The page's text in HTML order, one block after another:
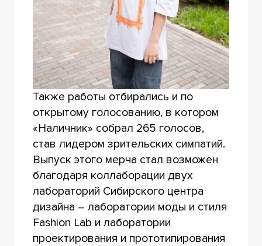
Также работы отбирались и по
открытому голосованию, в котором
«Наличник» собрал 265 голосов,
став лидером зрительских симпатий.
Выпуск этого мерча стал возможен
благодаря коллаборации двух
лабораторий Сибирского центра
дизайна – лаборатории моды и стиля
Fashion Lab и лаборатории
проектирования и прототипирования